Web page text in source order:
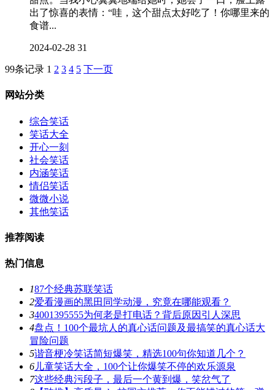
出了惊喜的表情：“哇，这个甜点太好吃了！你哪里来的
食谱...
2024-02-28 31
99条记录 1 2 3 4 5 下一页
网站分类
综合笑话
笑话大全
开心一刻
社会笑话
内涵笑话
情侣笑话
微微小说
其他笑话
推荐阅读
热门信息
187个经典苏联笑话
2爱看漫画的黑田同学动漫，究竟在哪能观看？
34001395555为何老是打电话？背后原因引人深思
4盘点！100个最坑人的真心话问题及最搞笑的真心话大
冒险问题
5谐音梗冷笑话简短爆笑，精选100句你知道几个？
6儿童笑话大全，100个让你爆笑不停的欢乐源泉
7这些经典污段子，最后一个黄到爆，笑岔气了